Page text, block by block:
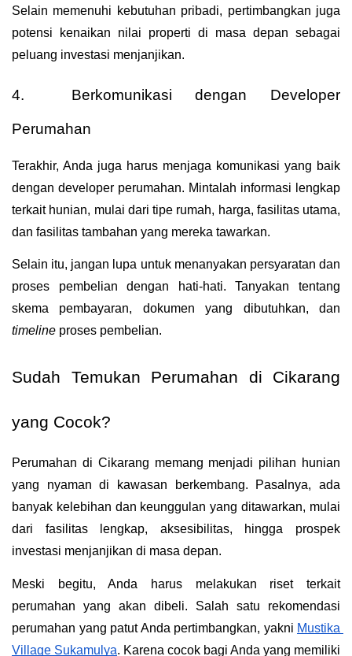
Selain memenuhi kebutuhan pribadi, pertimbangkan juga
potensi kenaikan nilai properti di masa depan sebagai
peluang investasi menjanjikan.
4.  Berkomunikasi dengan Developer
Perumahan
Terakhir, Anda juga harus menjaga komunikasi yang baik
dengan developer perumahan. Mintalah informasi lengkap
terkait hunian, mulai dari tipe rumah, harga, fasilitas utama,
dan fasilitas tambahan yang mereka tawarkan.
Selain itu, jangan lupa untuk menanyakan persyaratan dan
proses pembelian dengan hati-hati. Tanyakan tentang
timeline proses pembelian.
Sudah Temukan Perumahan di Cikarang
yang Cocok?
Perumahan di Cikarang memang menjadi pilihan hunian
yang nyaman di kawasan berkembang. Pasalnya, ada
banyak kelebihan dan keunggulan yang ditawarkan, mulai
dari fasilitas lengkap, aksesibilitas, hingga prospek
investasi menjanjikan di masa depan.
Meski begitu, Anda harus melakukan riset terkait
perumahan yang akan dibeli. Salah satu rekomendasi
perumahan yang patut Anda pertimbangkan, yakni Mustika
Village Sukamulya. Karena cocok bagi Anda yang memiliki